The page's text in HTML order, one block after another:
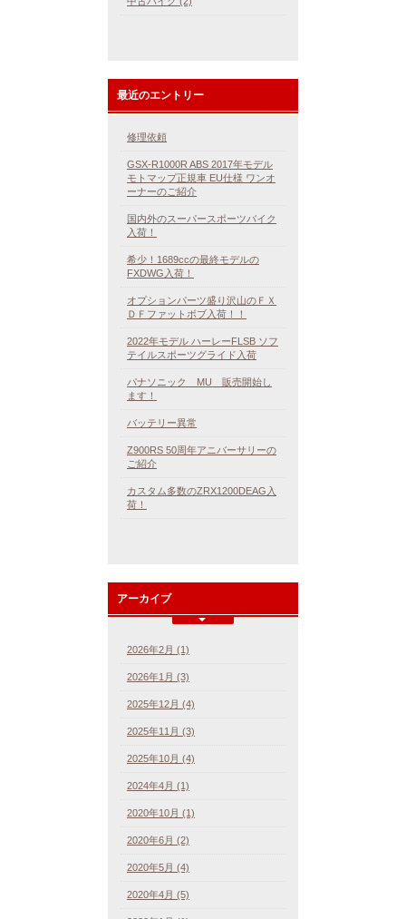
最近のエントリー
修理依頼
GSX-R1000R ABS 2017年モデル
モトマップ正規車 EU仕様 ワンオ
ーナーのご紹介
国内外のスーパースポーツバイク
入荷！
希少！1689ccの最終モデルの
FXDWG入荷！
オプションパーツ盛り沢山のＦＸ
ＤＦファットボブ入荷！！
2022年モデル ハーレーFLSB ソフ
テイルスポーツグライド入荷
パナソニック MU 販売開始し
ます！
バッテリー異常
Z900RS 50周年アニバーサリーの
ご紹介
カスタム多数のZRX1200DEAG入
荷！
アーカイブ
2026年2月 (1)
2026年1月 (3)
2025年12月 (4)
2025年11月 (3)
2025年10月 (4)
2024年4月 (1)
2020年10月 (1)
2020年6月 (2)
2020年5月 (4)
2020年4月 (5)